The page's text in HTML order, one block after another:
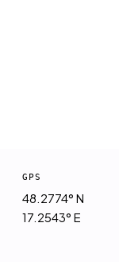
GPS
48.2774° N
17.2543° E